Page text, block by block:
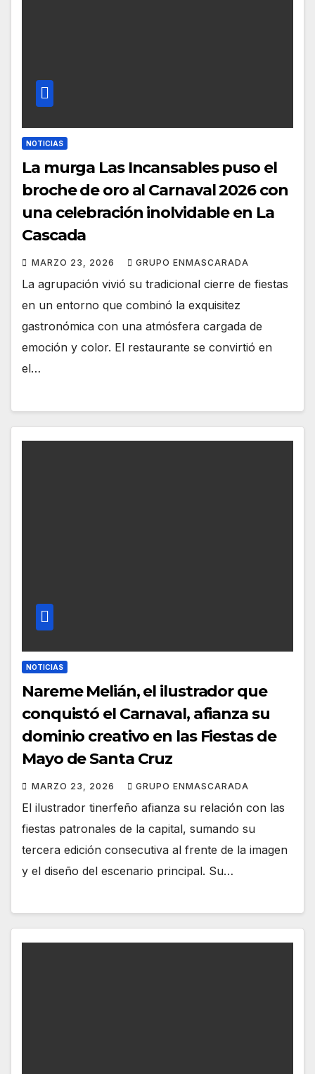
NOTICIAS
La murga Las Incansables puso el
broche de oro al Carnaval 2026 con
una celebración inolvidable en La
Cascada
MARZO 23, 2026 GRUPO ENMASCARADA
La agrupación vivió su tradicional cierre de fiestas
en un entorno que combinó la exquisitez
gastronómica con una atmósfera cargada de
emoción y color. El restaurante se convirtió en
el…
NOTICIAS
Nareme Melián, el ilustrador que
conquistó el Carnaval, afianza su
dominio creativo en las Fiestas de
Mayo de Santa Cruz
MARZO 23, 2026 GRUPO ENMASCARADA
El ilustrador tinerfeño afianza su relación con las
fiestas patronales de la capital, sumando su
tercera edición consecutiva al frente de la imagen
y el diseño del escenario principal. Su…